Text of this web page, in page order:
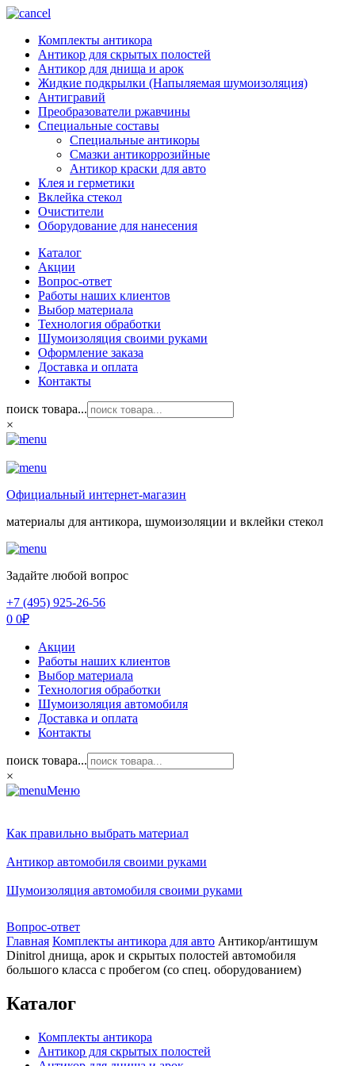
Комплекты антикора
Антикор для скрытых полостей
Антикор для днища и арок
Жидкие подкрылки (Напыляемая шумоизоляция)
Антигравий
Преобразователи ржавчины
Специальные составы
Специальные антикоры
Смазки антикоррозийные
Антикор краски для авто
Клея и герметики
Вклейка стекол
Очистители
Оборудование для нанесения
Каталог
Акции
Вопрос-ответ
Работы наших клиентов
Выбор материала
Технология обработки
Шумоизоляция своими руками
Оформление заказа
Доставка и оплата
Контакты
поиск товара...
×
Официальный интернет-магазин
материалы для антикора, шумоизоляции и вклейки стекол
Задайте любой вопрос
+7 (495) 925-26-56
0 0₽
Акции
Работы наших клиентов
Выбор материала
Технология обработки
Шумоизоляция автомобиля
Доставка и оплата
Контакты
поиск товара...
×
Меню
Как правильно выбрать материал
Антикор автомобиля своими руками
Шумоизоляция автомобиля своими руками
Вопрос-ответ
Главная Комплекты антикора для авто Антикор/антишум
Dinitrol днища, арок и скрытых полостей автомобиля
большого класса с пробегом (со спец. оборудованием)
Каталог
Комплекты антикора
Антикор для скрытых полостей